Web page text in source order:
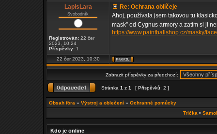
LapisLara
Svobodník
Registrován: 22 čer
2023, 10:24
Příspěvky: 1
Re: Ochrana obličeje
Ahoj, používala jsem takovou tu
mask” od Cygnus armory a zatím si ji
https://www.paintballshop.cz/masky/
22 čer 2023, 10:30
Zobrazit příspěvky za předchozí:
Stránka 1 z 1 [ Příspěvků: 2 ]
Obsah fóra » Výstroj a oblečení » Ochranné pomůcky
Trička •
Kdo je online